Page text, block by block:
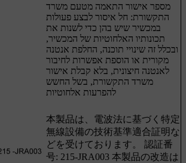
מספר אישור התאמה מטעם משרד
התקשורת: חל איסור לבצע פעולות
במכשיר שיש בהן כדי לשנות את
תכונותיו האלחוטיות של המכשיר,
ובכלל זה שינויי תוכנה, החלפת אנטנה
מקורית או הוספת אפשרות לחיבור
לאנטנה חיצונית, בלא קבלת אישור
משרד התקשורת, בשל החשש
להפרעות אלחוטיות
本製品は、電波法に基づく特定
無線設備の技術基準適合証明な
どを受けております。 認証番
号: 215-JRA003 本製品の改造は